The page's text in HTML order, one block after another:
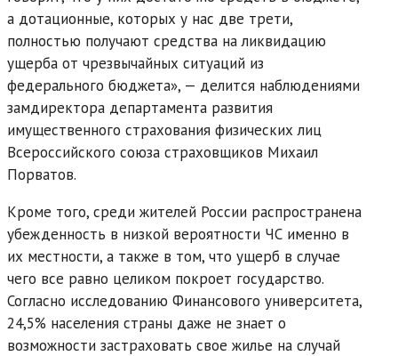
а дотационные, которых у нас две трети,
полностью получают средства на ликвидацию
ущерба от чрезвычайных ситуаций из
федерального бюджета», — делится наблюдениями
замдиректора департамента развития
имущественного страхования физических лиц
Всероссийского союза страховщиков Михаил
Порватов.
Кроме того, среди жителей России распространена
убежденность в низкой вероятности ЧС именно в
их местности, а также в том, что ущерб в случае
чего все равно целиком покроет государство.
Согласно исследованию Финансового университета,
24,5% населения страны даже не знает о
возможности застраховать свое жилье на случай